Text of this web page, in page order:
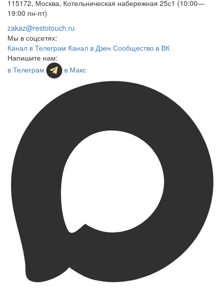
115172, Москва, Котельническая набережная 25с1 (10:00—
19:00 пн-пт)
zakaz@restotouch.ru
Мы в соцсетях:
Канал в Телеграм Канал в Дзен Сообщество в ВК
Напишите нам:
в Телеграм
в Макс